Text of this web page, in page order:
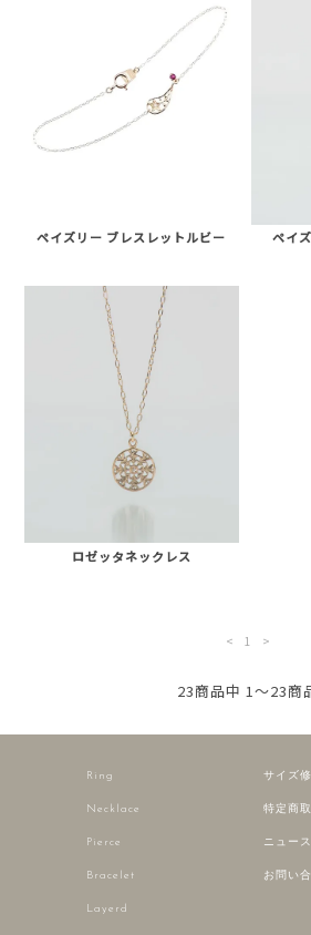
ペイズリー ブレスレットルビー ペイ
ロゼッタネックレス
< 1 >
23商品中 1～23商
Ring
Necklace
Pierce
Bracelet
Layerd
サイズ
特定商
ニュー
お問い